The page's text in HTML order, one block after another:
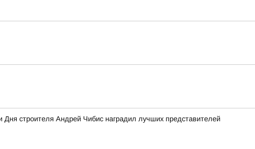
строителя Андрей Чибис наградил лучших представителей